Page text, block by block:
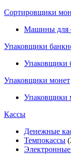
Сортировщики
Машины для
Упаковщики
Упаковщики
Упаковщики монет
Упаковщики
Кассы
Денежные
Темпокассы